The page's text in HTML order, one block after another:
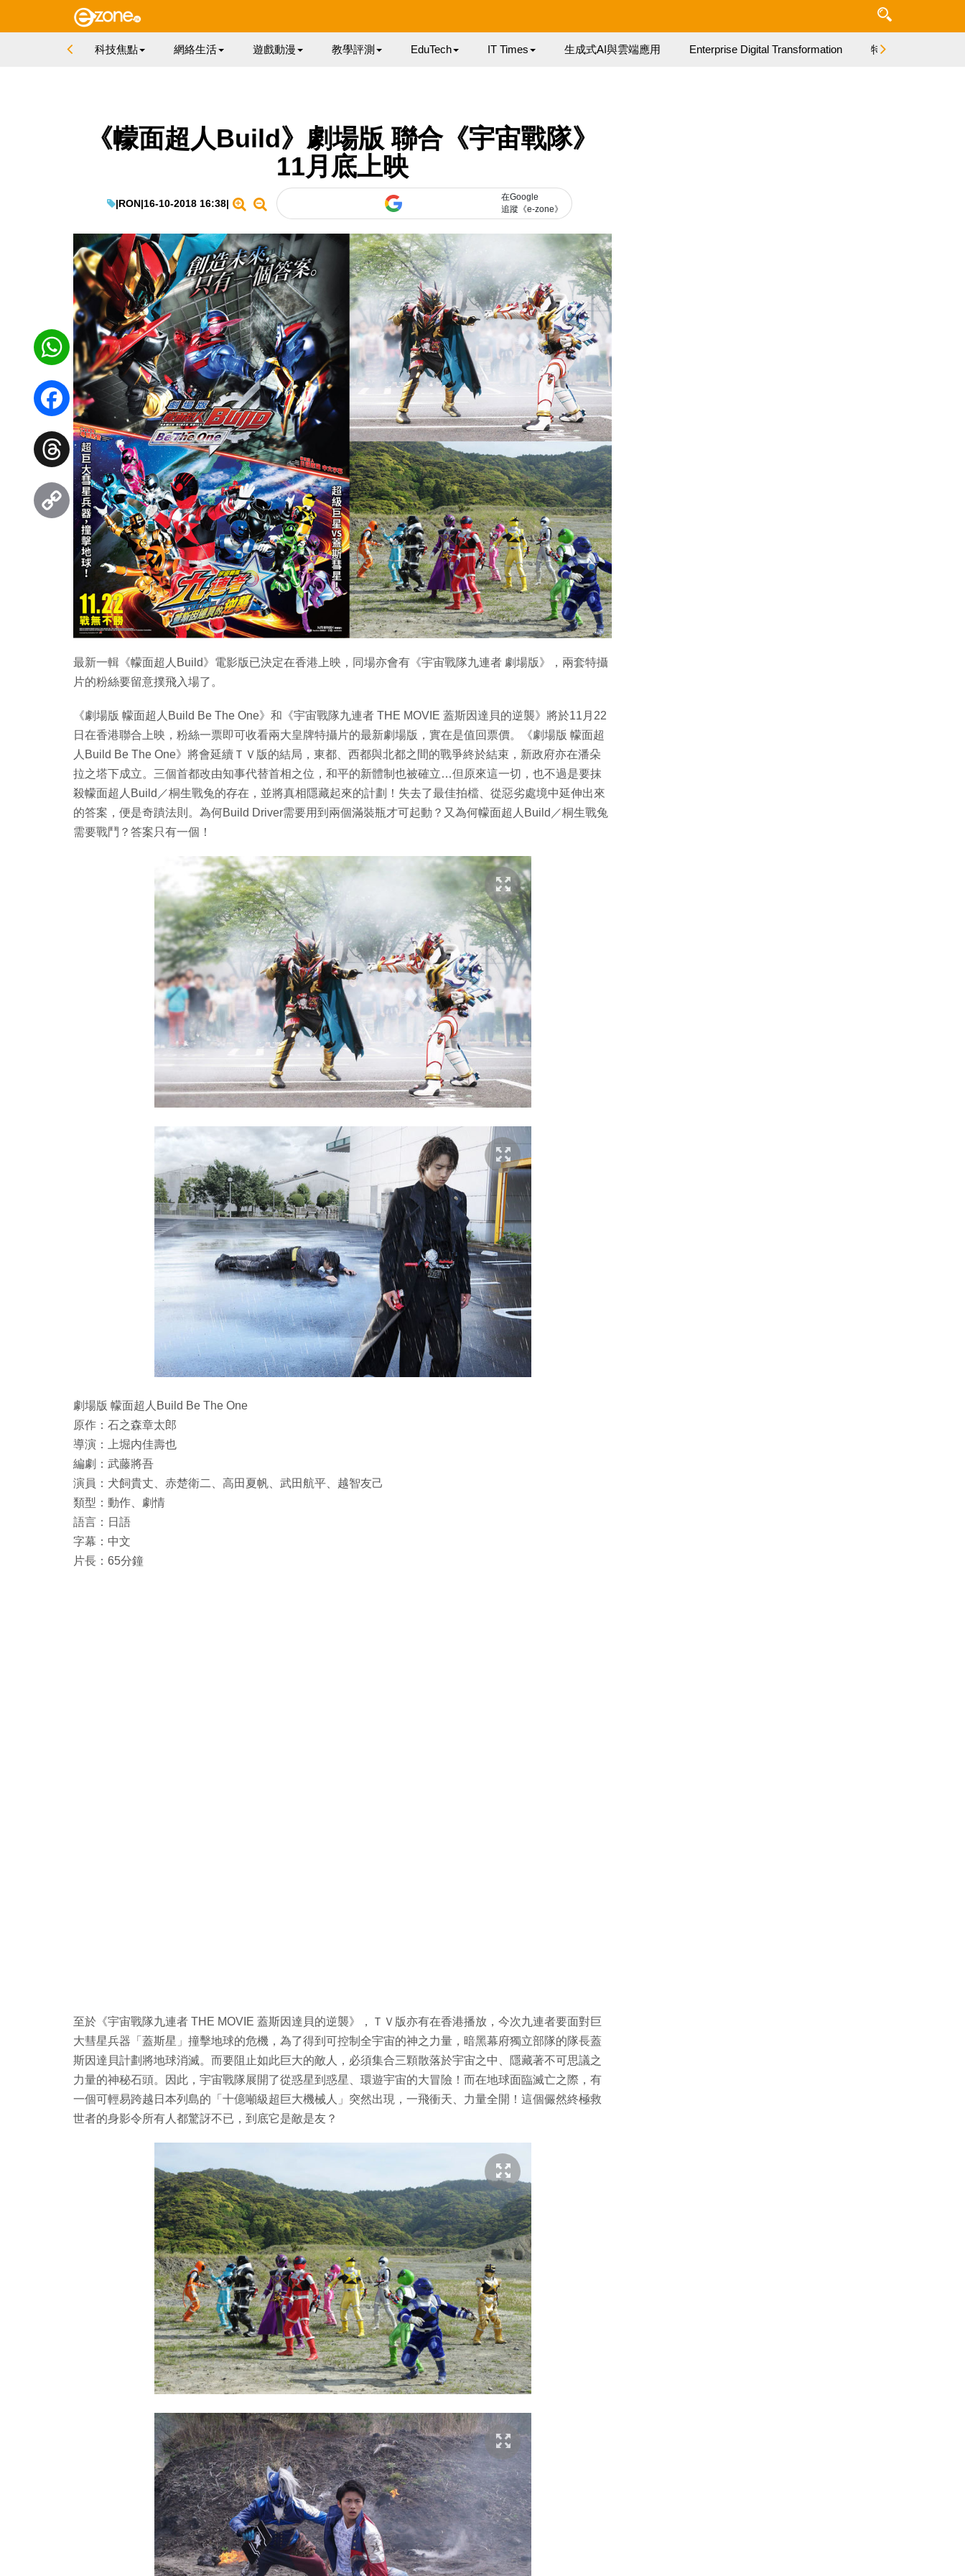
科技焦點 網絡生活 遊戲動漫 教學評測 EduTech IT Times 生成式AI與雲端應用 Enterprise Digital Transformation 特集
《幪面超人Build》劇場版 聯合《宇宙戰隊》
11月底上映
|RON|16-10-2018 16:38|
在Google
追蹤《e-zone》
最新一輯《幪面超人Build》電影版已決定在香港上映，同場亦會有《宇宙戰隊九連者 劇場版》，兩套特攝
片的粉絲要留意撲飛入場了。
《劇場版 幪面超人Build Be The One》和《宇宙戰隊九連者 THE MOVIE 蓋斯因達貝的逆襲》將於11月22
日在香港聯合上映，粉絲一票即可收看兩大皇牌特攝片的最新劇場版，實在是值回票價。《劇場版 幪面超
人Build Be The One》將會延續ＴＶ版的結局，東都、西都與北都之間的戰爭終於結束，新政府亦在潘朵
拉之塔下成立。三個首都改由知事代替首相之位，和平的新體制也被確立…但原來這一切，也不過是要抹
殺幪面超人Build／桐生戰兔的存在，並將真相隱藏起來的計劃！失去了最佳拍檔、從惡劣處境中延伸出來
的答案，便是奇蹪法則。為何Build Driver需要用到兩個滿裝瓶才可起動？又為何幪面超人Build／桐生戰兔
需要戰鬥？答案只有一個！
劇場版 幪面超人Build Be The One
原作：石之森章太郎
導演：上堀内佳壽也
編劇：武藤將吾
演員：犬飼貴丈、赤楚衛二、高田夏帆、武田航平、越智友己
類型：動作、劇情
語言：日語
字幕：中文
片長：65分鐘
至於《宇宙戰隊九連者 THE MOVIE 蓋斯因達貝的逆襲》，ＴＶ版亦有在香港播放，今次九連者要面對巨
大彗星兵器「蓋斯星」撞擊地球的危機，為了得到可控制全宇宙的神之力量，暗黑幕府獨立部隊的隊長蓋
斯因達貝計劃將地球消滅。而要阻止如此巨大的敵人，必須集合三顆散落於宇宙之中、隱藏著不可思議之
力量的神秘石頭。因此，宇宙戰隊展開了從惑星到惑星、環遊宇宙的大冒險！而在地球面臨滅亡之際，有
一個可輕易跨越日本列島的「十億噸級超巨大機械人」突然出現，一飛衝天、力量全開！這個儼然終極救
世者的身影令所有人都驚訝不已，到底它是敵是友？
WhatsApp
Facebook
Threads
Copy
Link